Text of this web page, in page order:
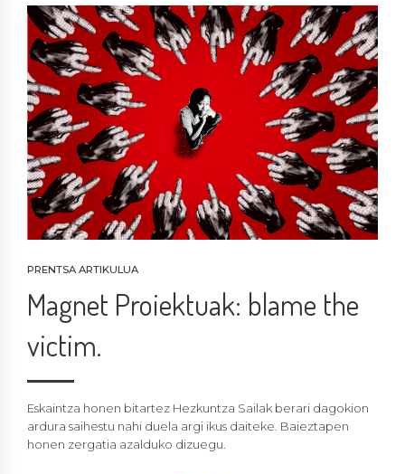
PRENTSA ARTIKULUA
Magnet Proiektuak: blame the
victim.
Eskaintza honen bitartez Hezkuntza Sailak berari dagokion
ardura saihestu nahi duela argi ikus daiteke. Baieztapen
honen zergatia azalduko dizuegu.